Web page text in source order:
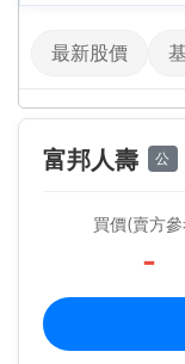
最新股價
富邦人壽 公
買價(賣方
-